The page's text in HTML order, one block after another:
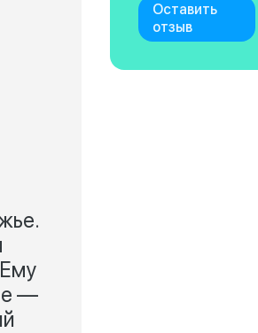
—
Оставить
отзыв